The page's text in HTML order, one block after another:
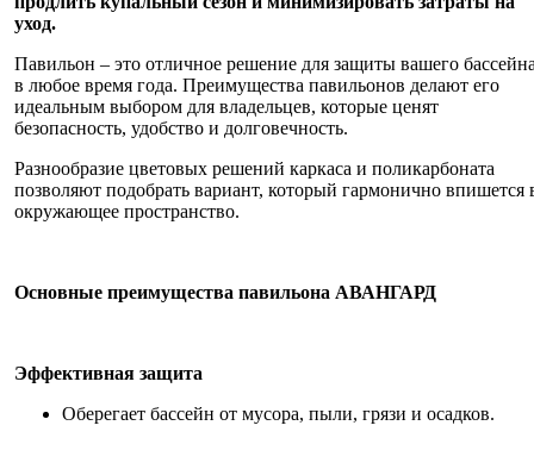
уход.
Павильон – это отличное решение для защиты вашего
в любое время года. Преимущества павильонов делают его
идеальным выбором для владельцев, которые ценят
безопасность, удобство и долговечность.
Разнообразие цветовых решений каркаса и поликарбоната
позволяют подобрать вариант, который гармонично впишется
окружающее пространство.
Основные преимущества павильона АВАНГАРД
Эффективная защита
Оберегает бассейн от мусора, пыли, грязи и осадков.